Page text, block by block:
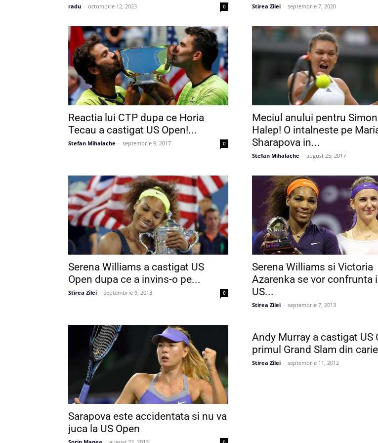
radu - octombrie 12, 2023 0 Stirea Zilei - septembrie 7, 2020
Reactia lui CTP dupa ce Horia
Tecau a castigat US Open!...
Stefan Mihalache - septembrie 9, 2017 0
Meciul anului pentru
Halep! O intalneste pe
Sharapova in...
Stefan Mihalache - august 25, 2017
Serena Williams a castigat US
Open dupa ce a invins-o pe...
Stirea Zilei - septembrie 9, 2013 0
Serena Williams si Victoria
Azarenka se vor confrunta
US...
Stirea Zilei - septembrie 7, 2013
Sarapova este accidentata si nu va
juca la US Open
Andy Murray a castigat US
primul Grand Slam din
Stirea Zilei - septembrie 11, 2012